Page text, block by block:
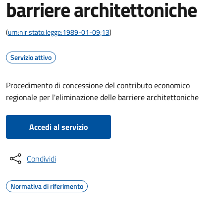
barriere architettoniche
(urn:nir:stato:legge:1989-01-09;13)
Servizio attivo
Procedimento di concessione del contributo economico
regionale per l'eliminazione delle barriere architettoniche
Accedi al servizio
Condividi
Normativa di riferimento